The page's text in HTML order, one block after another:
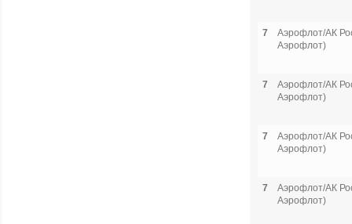
7
Аэрофлот/АК
Аэрофлот)
7
Аэрофлот/АК
Аэрофлот)
7
Аэрофлот/АК
Аэрофлот)
7
Аэрофлот/АК
Аэрофлот)